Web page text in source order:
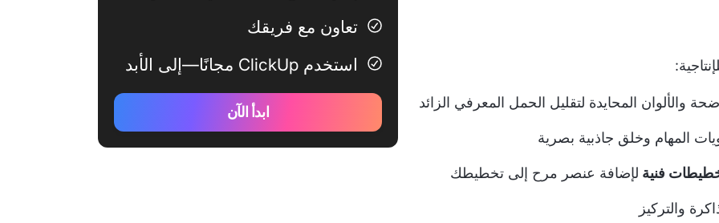
والألوان المحايدة لتقليل الحمل المعرفي الزائد
المهام وخلق جاذبية بصرية
فنية لإضافة عنصر مرح إلى تخطيطك
والتركيز
تعاون مع فريقك
استخدم ClickUp مجانًا—إلى الأبد
ابدأ الآن